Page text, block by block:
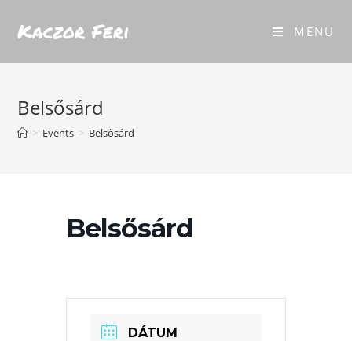
Kaczor Feri MENU
Belsősárd
> Events > Belsősárd
Belsősárd
DÁTUM